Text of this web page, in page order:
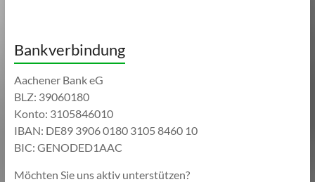
Bankverbindung
Aachener Bank eG
BLZ: 39060180
Konto: 3105846010
IBAN: DE89 3906 0180 3105 8460 10
BIC: GENODED1AAC
Möchten Sie uns aktiv unterstützen?